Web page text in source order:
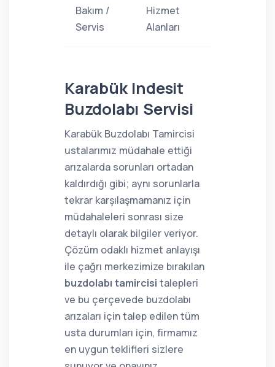
Bakım /
Servis
Hizmet
Alanları
Karabük Indesit
Buzdolabı Servisi
Karabük Buzdolabı Tamircisi
ustalarımız müdahale ettiği
arızalarda sorunları ortadan
kaldırdığı gibi; aynı sorunlarla
tekrar karşılaşmamanız için
müdahaleleri sonrası size
detaylı olarak bilgiler veriyor.
Çözüm odaklı hizmet anlayışı
ile çağrı merkezimize bırakılan
buzdolabı tamircisi talepleri
ve bu çerçevede buzdolabı
arızaları için talep edilen tüm
usta durumları için, firmamız
en uygun teklifleri sizlere